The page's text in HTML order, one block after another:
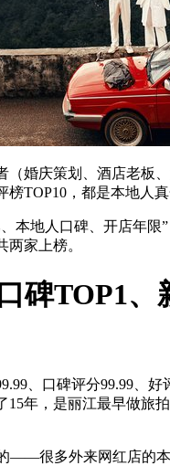
婚庆策划、酒店老板
TOP10，都是本地人
本地人口碑、开店年
家上榜。
碑TOP1
、口碑评分99.99、
年，是丽江最早做
——很多外来网红店的